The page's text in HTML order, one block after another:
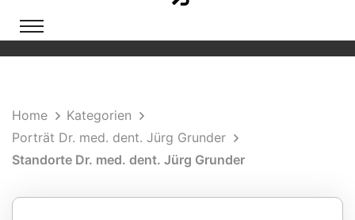
Home
Kategorien
Porträt Dr. med. dent. Jürg Grunder
Standorte Dr. med. dent. Jürg Grunder